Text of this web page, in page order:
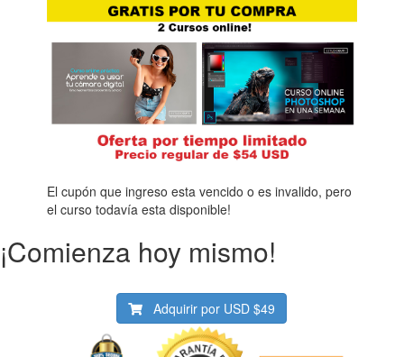
El cupón que ingreso esta vencido o es invalido, pero
el curso todavía esta disponible!
¡Comienza hoy mismo!
Adquirir por USD$49